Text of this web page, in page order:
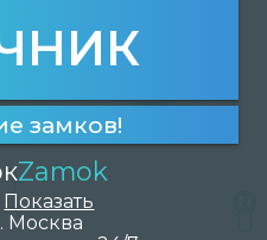
замков!
Zamok
Показать
Москва